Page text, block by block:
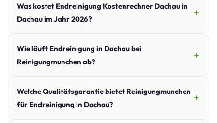
Was kostet Endreinigung Kostenrechner Dachau in
Dachau im Jahr 2026?
Wie läuft Endreinigung in Dachau bei
Reinigungmunchen ab?
Welche Qualitätsgarantie bietet Reinigungmunchen
für Endreinigung in Dachau?